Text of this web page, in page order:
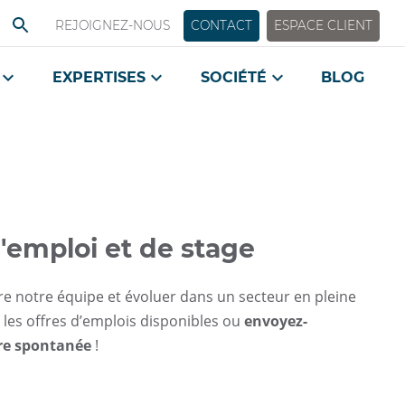
REJOIGNEZ-NOUS CONTACT ESPACE CLIENT
EXPERTISES SOCIÉTÉ BLOG
et de stage
notre équipe et évoluer dans un secteur en pleine
offres d’emplois disponibles ou envoyez-
spontanée !